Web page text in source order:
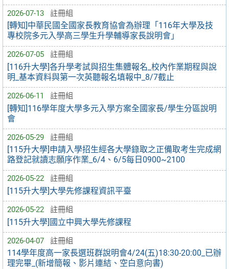
2026-07-13 註冊組
[轉知]中華民國全國家長教育協會為辦理「116年大學及技
專校院多元入學高三學生升學輔導家長說明會」
2026-07-05 註冊組
[116升大學]各升學考試與招生集體報名_校內作業期程與說
明_基本資料與第一次英聽報名填報中_8/7截止
2026-06-11 註冊組
[轉知]116學年度大學多元入學方案全國家長/學生分區說明
會
2026-05-29 註冊組
[115升大學]申請入學招生經各大學錄取之正備取考生完成網
路登記就讀志願序作業_6/4、6/5每日0900~2100
2026-05-22 註冊組
[115升大學]大學先修課程資訊平臺
2026-05-22 註冊組
[115升大學]國立中興大學先修課程
2026-04-07 註冊組
114學年度高一家長選班群說明會4/24(五)18:30-20:00_已辦
理完畢_(新增簡報、影片連結、空白意向書)